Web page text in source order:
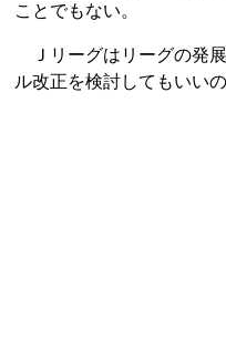
ことでもない。
Ｊリーグはリーグの発
ル改正を検討してもいい